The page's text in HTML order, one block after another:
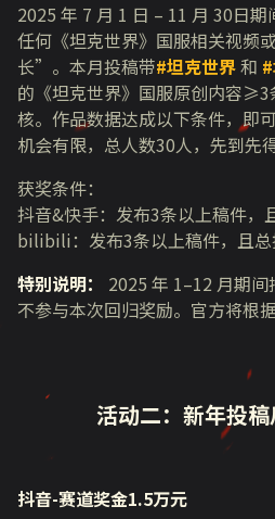
2025 年 7 月 1 日 – 11 月 30日
任何《坦克世界》国服相关视频
长”。本月投稿带#坦克世界和 #
的《坦克世界》国服原创内容≥3
核。作品数据达成以下条件，即
机会有限，总人数30人，先到先得
获奖条件：
抖音&快手：发布3条以上稿件，
bilibili：发布3条以上稿件，且
特别说明：
2025 年 1–12 月期间
不参与本次回归奖励。官方将根
活动二：新年投
抖音-赛道奖金1.5万元